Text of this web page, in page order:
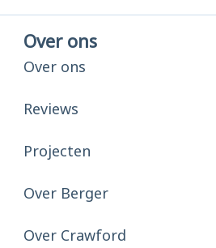
Over ons
Over ons
Reviews
Projecten
Over Berger
Over Crawford